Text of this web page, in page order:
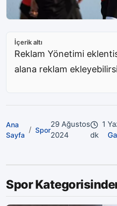
İçerik altı
Reklam Yönetimi
alana reklam
Ana
Sayfa
/ Spor
29 Ağustos
2024
1
dk
Spor